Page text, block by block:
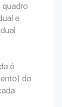
quadro
e
é
do